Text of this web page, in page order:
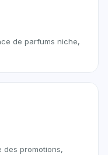
de parfums niche,
des promotions,